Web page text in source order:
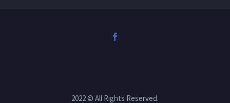
2022 © All Rights Reserved.